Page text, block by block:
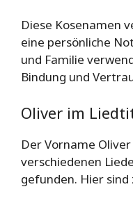
Diese Kosenamen
eine persönliche
und Familie
Bindung und
Oliver im
Der Vorname
verschiedenen
gefunden. Hier sind